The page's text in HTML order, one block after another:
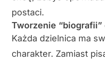
postaci.
Tworzenie
Każda dzielnica ma
charakter. Zamiast